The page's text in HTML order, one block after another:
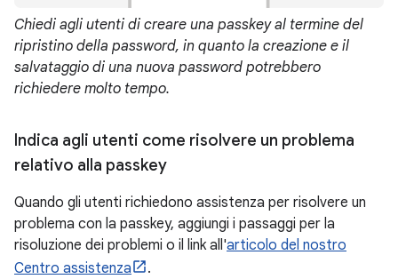
Chiedi agli utenti di creare una passkey al termine del
ripristino della password, in quanto la creazione e il
salvataggio di una nuova password potrebbero
richiedere molto tempo.
Indica agli utenti come risolvere un problema
relativo alla passkey
Quando gli utenti richiedono assistenza per risolvere un
problema con la passkey, aggiungi i passaggi per la
risoluzione dei problemi o il link all'articolo del nostro
Centro assistenza
.